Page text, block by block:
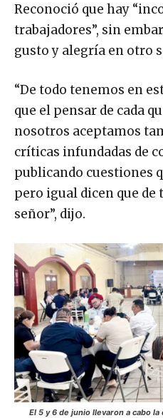
Reconoció que hay
trabajadores”, sin
gusto y alegría en otro
“De todo tenemos en
que el pensar de cada
nosotros aceptamos
críticas infundadas de
publicando cuestiones
pero igual dicen que de
señor”, dijo.
El 5 y 6 de junio llevaron a cabo